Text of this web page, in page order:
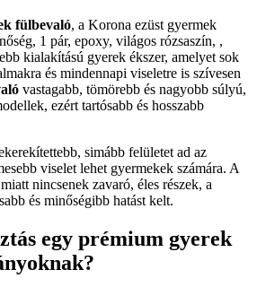
fülbevaló, a Korona ezüst gyermek
1 pár, epoxy, világos rózsaszín, ,
kialakítású gyerek ékszer, amelyet sok
és mindennapi viseletre is szívesen
vastagabb, tömörebb és nagyobb súlyú,
ezért tartósabb és hosszabb
simább felületet ad az
viselet lehet gyermekek számára. A
nincsenek zavaró, éles részek, a
és minőségibb hatást kelt.
egy prémium gyerek